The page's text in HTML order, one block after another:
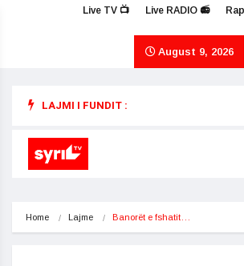
Live TV 📺 Live RADIO 📻
August 9, 2026
LAJMI I FUNDIT :
Home Lajme Banorët e fshatit…